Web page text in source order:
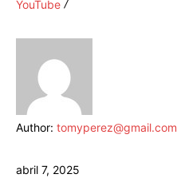
YouTube
Author: tomyperez@gmail.com
abril 7, 2025